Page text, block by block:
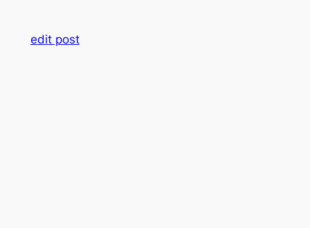
edit post